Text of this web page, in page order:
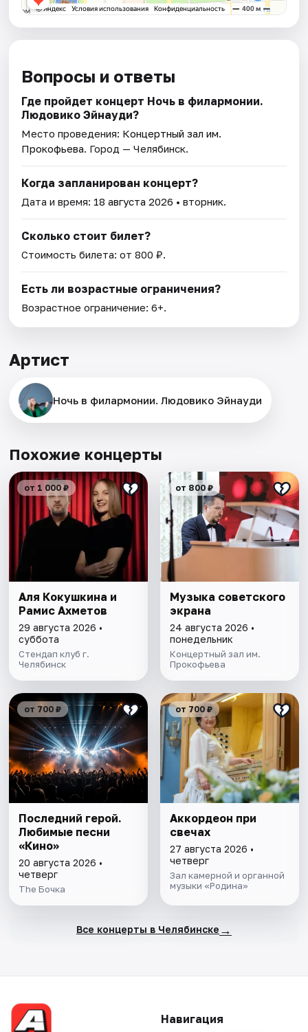
Вопросы и ответы
Где пройдет концерт Ночь в филармонии.
Людовико Эйнауди?
Место проведения: Концертный зал им.
Прокофьева . Город — Челябинск.
Когда запланирован концерт?
Дата и время: 18 августа 2026 • вторник.
Сколько стоит билет?
Стоимость билета: от 800 ₽.
Есть ли возрастные ограничения?
Возрастное ограничение: 6+.
Артист
Ночь в филармонии. Людовико Эйнауди
Похожие концерты
от 1 000 ₽
Аля Кокушкина и
Рамис Ахметов
29 августа 2026 •
суббота
Стендап клуб г.
Челябинск
от 800 ₽
Музыка советского
экрана
24 августа 2026 •
понедельник
Концертный зал им.
Прокофьева
от 700 ₽
Последний герой.
Любимые песни
«Кино»
20 августа 2026 •
четверг
The Бочка
от 700 ₽
Аккордеон при
свечах
27 августа 2026 •
четверг
Зал камерной и органной
музыки «Родина»
Все концерты в Челябинске →
Навигация